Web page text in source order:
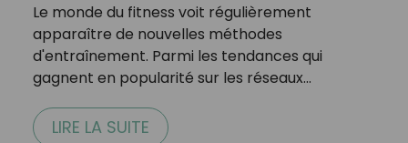
Le monde du fitness voit régulièrement
apparaître de nouvelles méthodes
d'entraînement. Parmi les tendances qui
gagnent en popularité sur les réseaux…
LIRE LA SUITE